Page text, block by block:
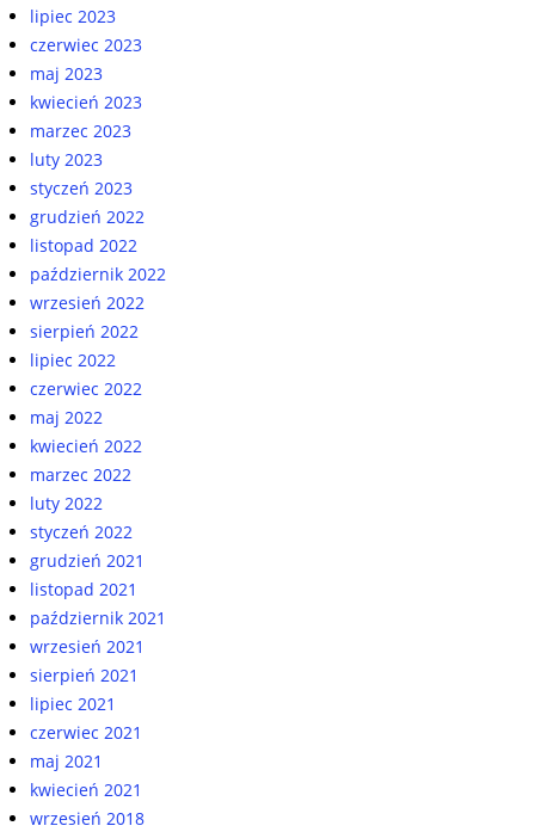
lipiec 2023
czerwiec 2023
maj 2023
kwiecień 2023
marzec 2023
luty 2023
styczeń 2023
grudzień 2022
listopad 2022
październik 2022
wrzesień 2022
sierpień 2022
lipiec 2022
czerwiec 2022
maj 2022
kwiecień 2022
marzec 2022
luty 2022
styczeń 2022
grudzień 2021
listopad 2021
październik 2021
wrzesień 2021
sierpień 2021
lipiec 2021
czerwiec 2021
maj 2021
kwiecień 2021
wrzesień 2018